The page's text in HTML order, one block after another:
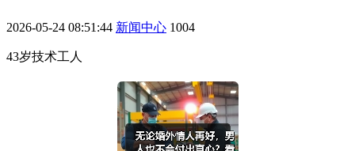
2026-05-24 08:51:44 新闻中心 1004
43岁技术工人